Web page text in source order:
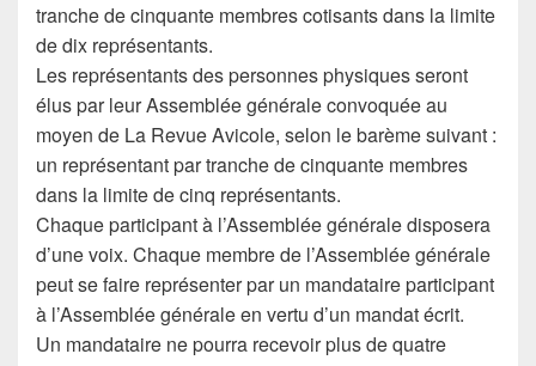
tranche de cinquante membres cotisants dans la limite
de dix représentants.
Les représentants des personnes physiques seront
élus par leur Assemblée générale convoquée au
moyen de La Revue Avicole, selon le barème suivant :
un représentant par tranche de cinquante membres
dans la limite de cinq représentants.
Chaque participant à l’Assemblée générale disposera
d’une voix. Chaque membre de l’Assemblée générale
peut se faire représenter par un mandataire participant
à l’Assemblée générale en vertu d’un mandat écrit.
Un mandataire ne pourra recevoir plus de quatre